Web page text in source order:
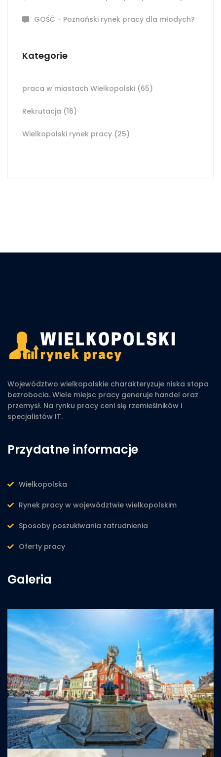
GOŚĆ - Poznański rynek pracy dla młodych?
Kategorie
praca w miastach Wielkopolski (65)
Rekrutacja (16)
Wielkopolski rynek pracy (25)
Województwo wielkopolskie charakteryzuje niska stopa
bezrobocia. Wiele miejsc pracy generuje handel oraz
przemysł. Na rynku pracy ceni się rzemieślników i
specjalistów IT.
Przydatne informacje
Wielkopolska
Rynek pracy w województwie wielkopolskim
Sposoby poszukiwania zatrudnienia
Oferty pracy
Galeria